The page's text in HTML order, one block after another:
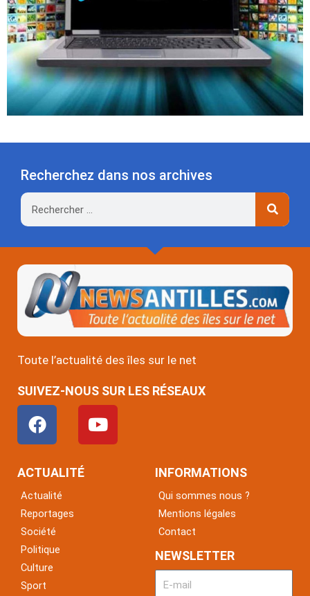
Recherchez dans nos archives
Rechercher
Toute l’actualité des îles sur le net
SUIVEZ-NOUS SUR LES RÉSEAUX
F
a
c
e
o
o
k
Y
o
u
ACTUALITÉ
Actualité
Reportages
Société
Politique
Culture
Sport
INFORMATIONS
Qui sommes nous ?
Mentions légales
Contact
NEWSLETTER